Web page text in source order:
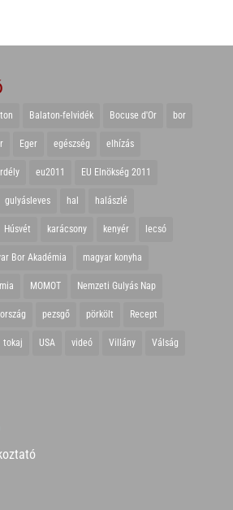
Balaton-felvidék Bocuse d'Or bor
Eger egészség elhízás
eu2011 EU Elnökség 2011
gulyásleves hal halászlé
Húsvét karácsony kenyér lecsó
Bor Akadémia magyar konyha
MOMOT Nemzeti Gulyás Nap
pezsgő pörkölt Recept
tokaj USA videó Villány Válság